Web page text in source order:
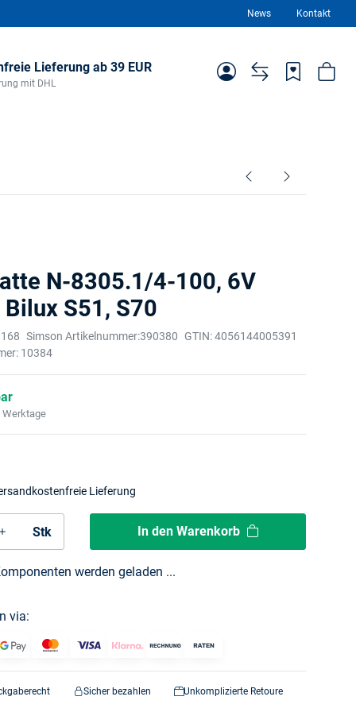
News Kontakt
Lieferung ab 39 EUR
mit DHL
N-8305.1/4-100, 6V
S51, S70
Simson Artikelnummer:390380 GTIN:4056144005391
10384
Werktage
Lieferung
Stk In den Warenkorb
werden geladen ...
via:
Sicher bezahlen Unkomplizierte Retoure